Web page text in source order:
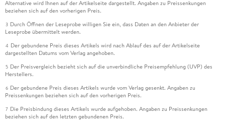
Alternative wird Ihnen auf der Artikelseite dargestellt. Angaben zu Preissenkungen
beziehen sich auf den vorherigen Preis.
3 Durch Öffnen der Leseprobe willigen Sie ein, dass Daten an den Anbieter der
Leseprobe übermittelt werden.
4 Der gebundene Preis dieses Artikels wird nach Ablauf des auf der Artikelseite
dargestellten Datums vom Verlag angehoben.
5 Der Preisvergleich bezieht sich auf die unverbindliche Preisempfehlung (UVP) des
Herstellers.
6 Der gebundene Preis dieses Artikels wurde vom Verlag gesenkt. Angaben zu
Preissenkungen beziehen sich auf den vorherigen Preis.
7 Die Preisbindung dieses Artikels wurde aufgehoben. Angaben zu Preissenkungen
beziehen sich auf den letzten gebundenen Preis.